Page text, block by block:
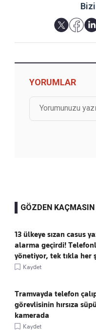
YORUMLAR
GÖZDEN KAÇMASIN
13 ülkeye sızan casus
alarma geçirdi!
yönetiyor, tek tıkla her
Kaydet
Tramvayda telefon
görevlisinin hırsıza
kamerada
Kaydet